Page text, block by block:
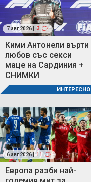
7 авг 2026 | 3
Кими Антонели върти
любов със секси
маце на Сардиния +
СНИМКИ
ИНТЕРЕСНО
6 авг 2026 | 11
Европа разби най-